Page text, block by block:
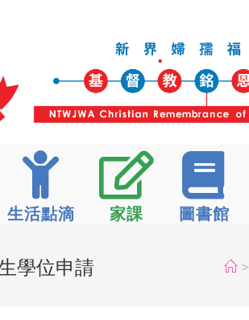
生活點滴 家課 圖書館
學位申請 >